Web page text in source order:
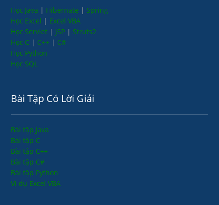
Học Java | Hibernate | Spring
Học Excel | Excel VBA
Học Servlet | JSP | Struts2
Học C | C++ | C#
Học Python
Học SQL
Bài Tập Có Lời Giải
Bài tập Java
Bài tập C
Bài tập C++
Bài tập C#
Bài tập Python
Ví dụ Excel VBA